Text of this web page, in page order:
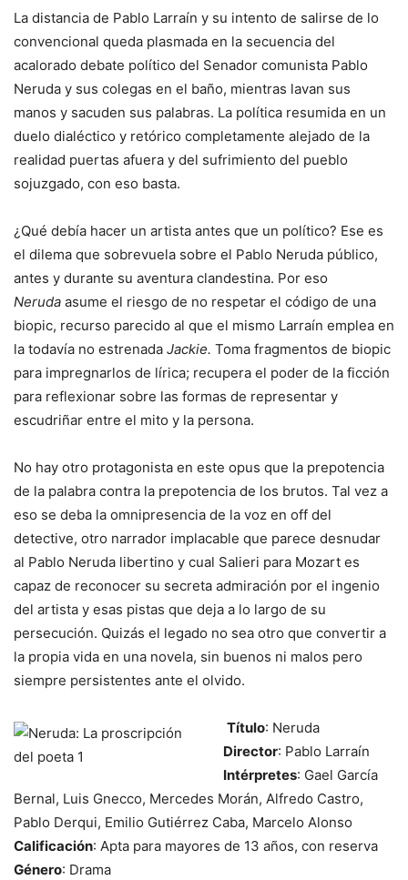
La distancia de Pablo Larraín y su intento de salirse de lo
convencional queda plasmada en la secuencia del
acalorado debate político del Senador comunista Pablo
Neruda y sus colegas en el baño, mientras lavan sus
manos y sacuden sus palabras. La política resumida en un
duelo dialéctico y retórico completamente alejado de la
realidad puertas afuera y del sufrimiento del pueblo
sojuzgado, con eso basta.
¿Qué debía hacer un artista antes que un político? Ese es
el dilema que sobrevuela sobre el Pablo Neruda público,
antes y durante su aventura clandestina. Por eso
Neruda asume el riesgo de no respetar el código de una
biopic, recurso parecido al que el mismo Larraín emplea en
la todavía no estrenada Jackie. Toma fragmentos de biopic
para impregnarlos de lírica; recupera el poder de la ficción
para reflexionar sobre las formas de representar y
escudriñar entre el mito y la persona.
No hay otro protagonista en este opus que la prepotencia
de la palabra contra la prepotencia de los brutos. Tal vez a
eso se deba la omnipresencia de la voz en off del
detective, otro narrador implacable que parece desnudar
al Pablo Neruda libertino y cual Salieri para Mozart es
capaz de reconocer su secreta admiración por el ingenio
del artista y esas pistas que deja a lo largo de su
persecución. Quizás el legado no sea otro que convertir a
la propia vida en una novela, sin buenos ni malos pero
siempre persistentes ante el olvido.
Título: Neruda
Director: Pablo Larraín
Intérpretes: Gael García
Bernal, Luis Gnecco, Mercedes Morán, Alfredo Castro,
Pablo Derqui, Emilio Gutiérrez Caba, Marcelo Alonso
Calificación: Apta para mayores de 13 años, con reserva
Género: Drama